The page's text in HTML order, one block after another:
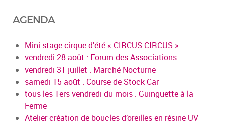
AGENDA
Mini-stage cirque d'été « CIRCUS-CIRCUS »
vendredi 28 août : Forum des Associations
vendredi 31 juillet : Marché Nocturne
samedi 15 août : Course de Stock Car
tous les 1ers vendredi du mois : Guinguette à la
Ferme
Atelier création de boucles d’oreilles en résine UV